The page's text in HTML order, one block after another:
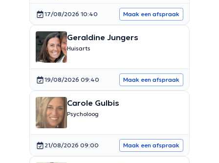
17/08/2026 10:40 Maak een afspraak
Geraldine Jungers
Huisarts
19/08/2026 09:40 Maak een afspraak
Carole Gulbis
Psycholoog
21/08/2026 09:00 Maak een afspraak